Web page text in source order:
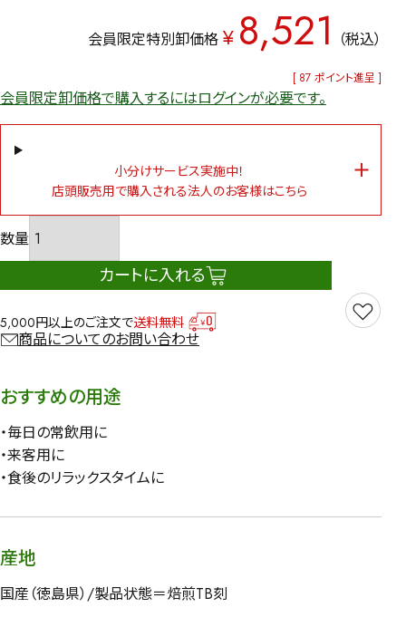
会員限定特別卸価格 ¥ 8,521 税込
[ 87 ポイント進呈 ]
会員限定卸価格で購入するにはログインが必要です。
小分けサービス実施中！
店頭販売用で購入される法人のお客様はこちら
カートに入れる
5,000円以上のご注文で送料無料
商品についてのお問い合わせ
おすすめの用途
・毎日の常飲用に
・来客用に
・食後のリラックスタイムに
産地
国産（徳島県）/製品状態＝焙煎TB刻